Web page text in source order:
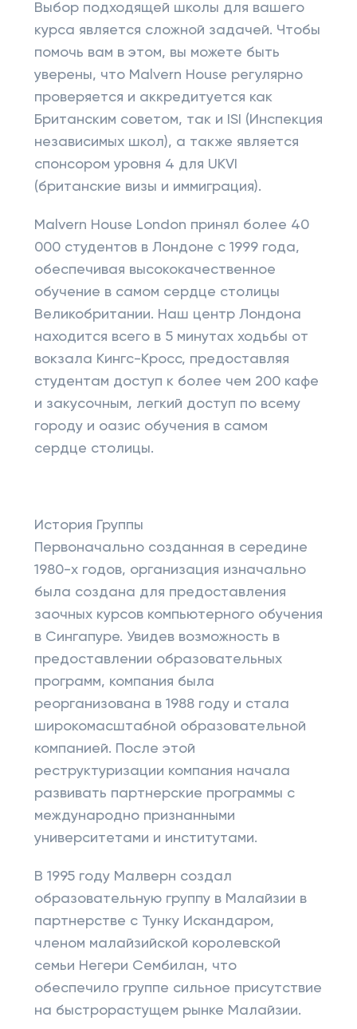
Выбор подходящей школы для вашего
курса является сложной задачей. Чтобы
помочь вам в этом, вы можете быть
уверены, что Malvern House регулярно
проверяется и аккредитуется как
Британским советом, так и ISI (Инспекция
независимых школ), а также является
спонсором уровня 4 для UKVI
(британские визы и иммиграция).
Malvern House London принял более 40
000 студентов в Лондоне с 1999 года,
обеспечивая высококачественное
обучение в самом сердце столицы
Великобритании. Наш центр Лондона
находится всего в 5 минутах ходьбы от
вокзала Кингс-Кросс, предоставляя
студентам доступ к более чем 200 кафе
и закусочным, легкий доступ по всему
городу и оазис обучения в самом
сердце столицы.
История Группы
Первоначально созданная в середине
1980-х годов, организация изначально
была создана для предоставления
заочных курсов компьютерного обучения
в Сингапуре. Увидев возможность в
предоставлении образовательных
программ, компания была
реорганизована в 1988 году и стала
широкомасштабной образовательной
компанией. После этой
реструктуризации компания начала
развивать партнерские программы с
международно признанными
университетами и институтами.
В 1995 году Малверн создал
образовательную группу в Малайзии в
партнерстве с Тунку Искандаром,
членом малайзийской королевской
семьи Негери Сембилан, что
обеспечило группе сильное присутствие
на быстрорастущем рынке Малайзии.